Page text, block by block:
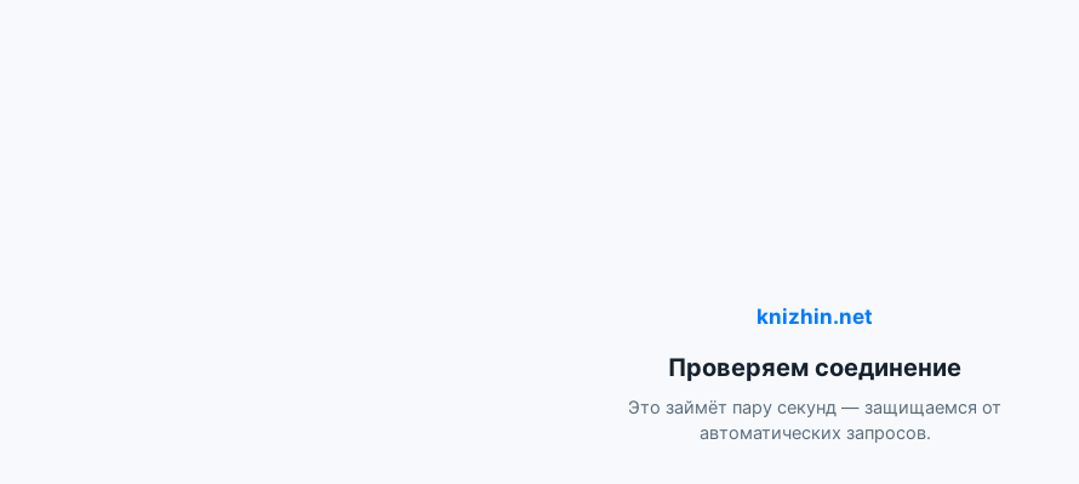
knizhin.net
Проверяем соединение
Это займёт пару секунд — защищаемся от
автоматических запросов.